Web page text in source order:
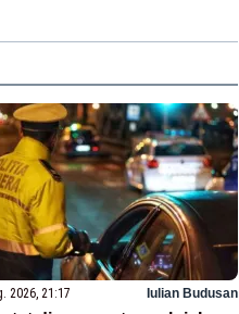
2026, 21:17 Iulian Budusan